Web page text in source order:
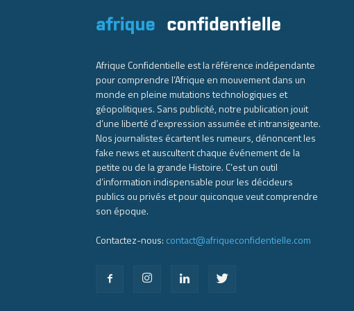
Afrique Confidentielle est la référence indépendante
pour comprendre l’Afrique en mouvement dans un
monde en pleine mutations technologiques et
géopolitiques. Sans publicité, notre publication jouit
d’une liberté d’expression assumée et intransigeante.
Nos journalistes écartent les rumeurs, dénoncent les
fake news et auscultent chaque événement de la
petite ou de la grande Histoire. C’est un outil
d’information indispensable pour les décideurs
publics ou privés et pour quiconque veut comprendre
son époque.
Contactez-nous: contact@afriqueconfidentielle.com